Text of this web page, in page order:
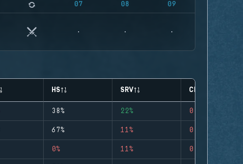
07 08 09
HS SRV CLUTCHES
38% 22% 0
67% 11% 0
0% 11% 0